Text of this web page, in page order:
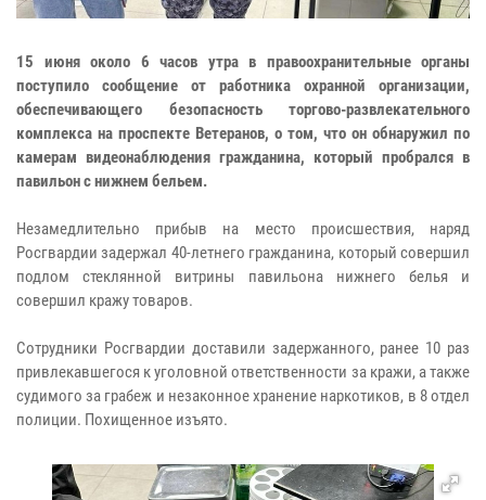
15 июня около 6 часов утра в правоохранительные органы
поступило сообщение от работника охранной организации,
обеспечивающего безопасность торгово-развлекательного
комплекса на проспекте Ветеранов, о том, что он обнаружил по
камерам видеонаблюдения гражданина, который пробрался в
павильон с нижнем бельем.
Незамедлительно прибыв на место происшествия, наряд
Росгвардии задержал 40-летнего гражданина, который совершил
подлом стеклянной витрины павильона нижнего белья и
совершил кражу товаров.
Сотрудники Росгвардии доставили задержанного, ранее 10 раз
привлекавшегося к уголовной ответственности за кражи, а также
судимого за грабеж и незаконное хранение наркотиков, в 8 отдел
полиции. Похищенное изъято.